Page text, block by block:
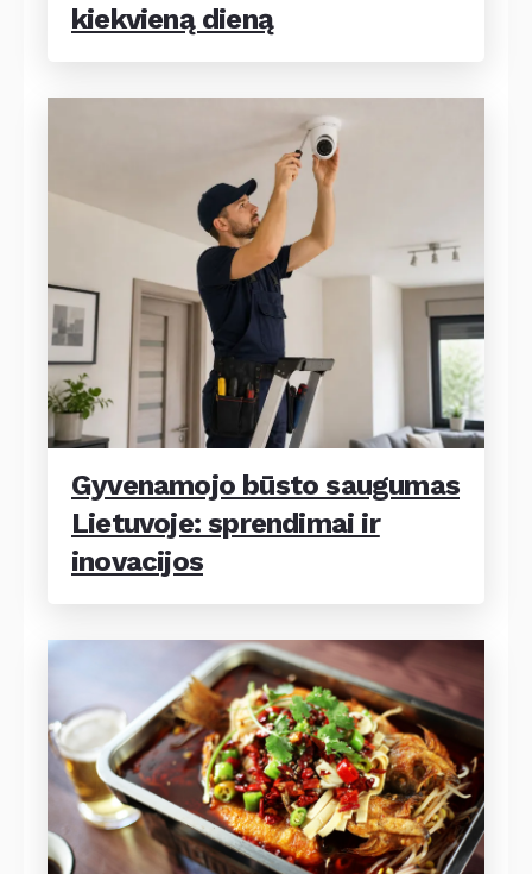
kiekvieną dieną
Gyvenamojo būsto saugumas
Lietuvoje: sprendimai ir
inovacijos